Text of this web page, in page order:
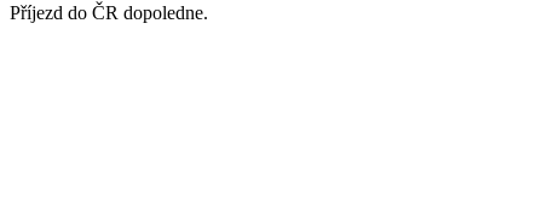
Příjezd do ČR dopoledne.